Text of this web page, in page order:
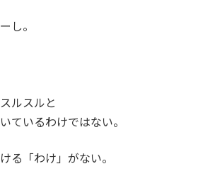
し。
ルスルと
ているわけではない。
る「わけ」がない。